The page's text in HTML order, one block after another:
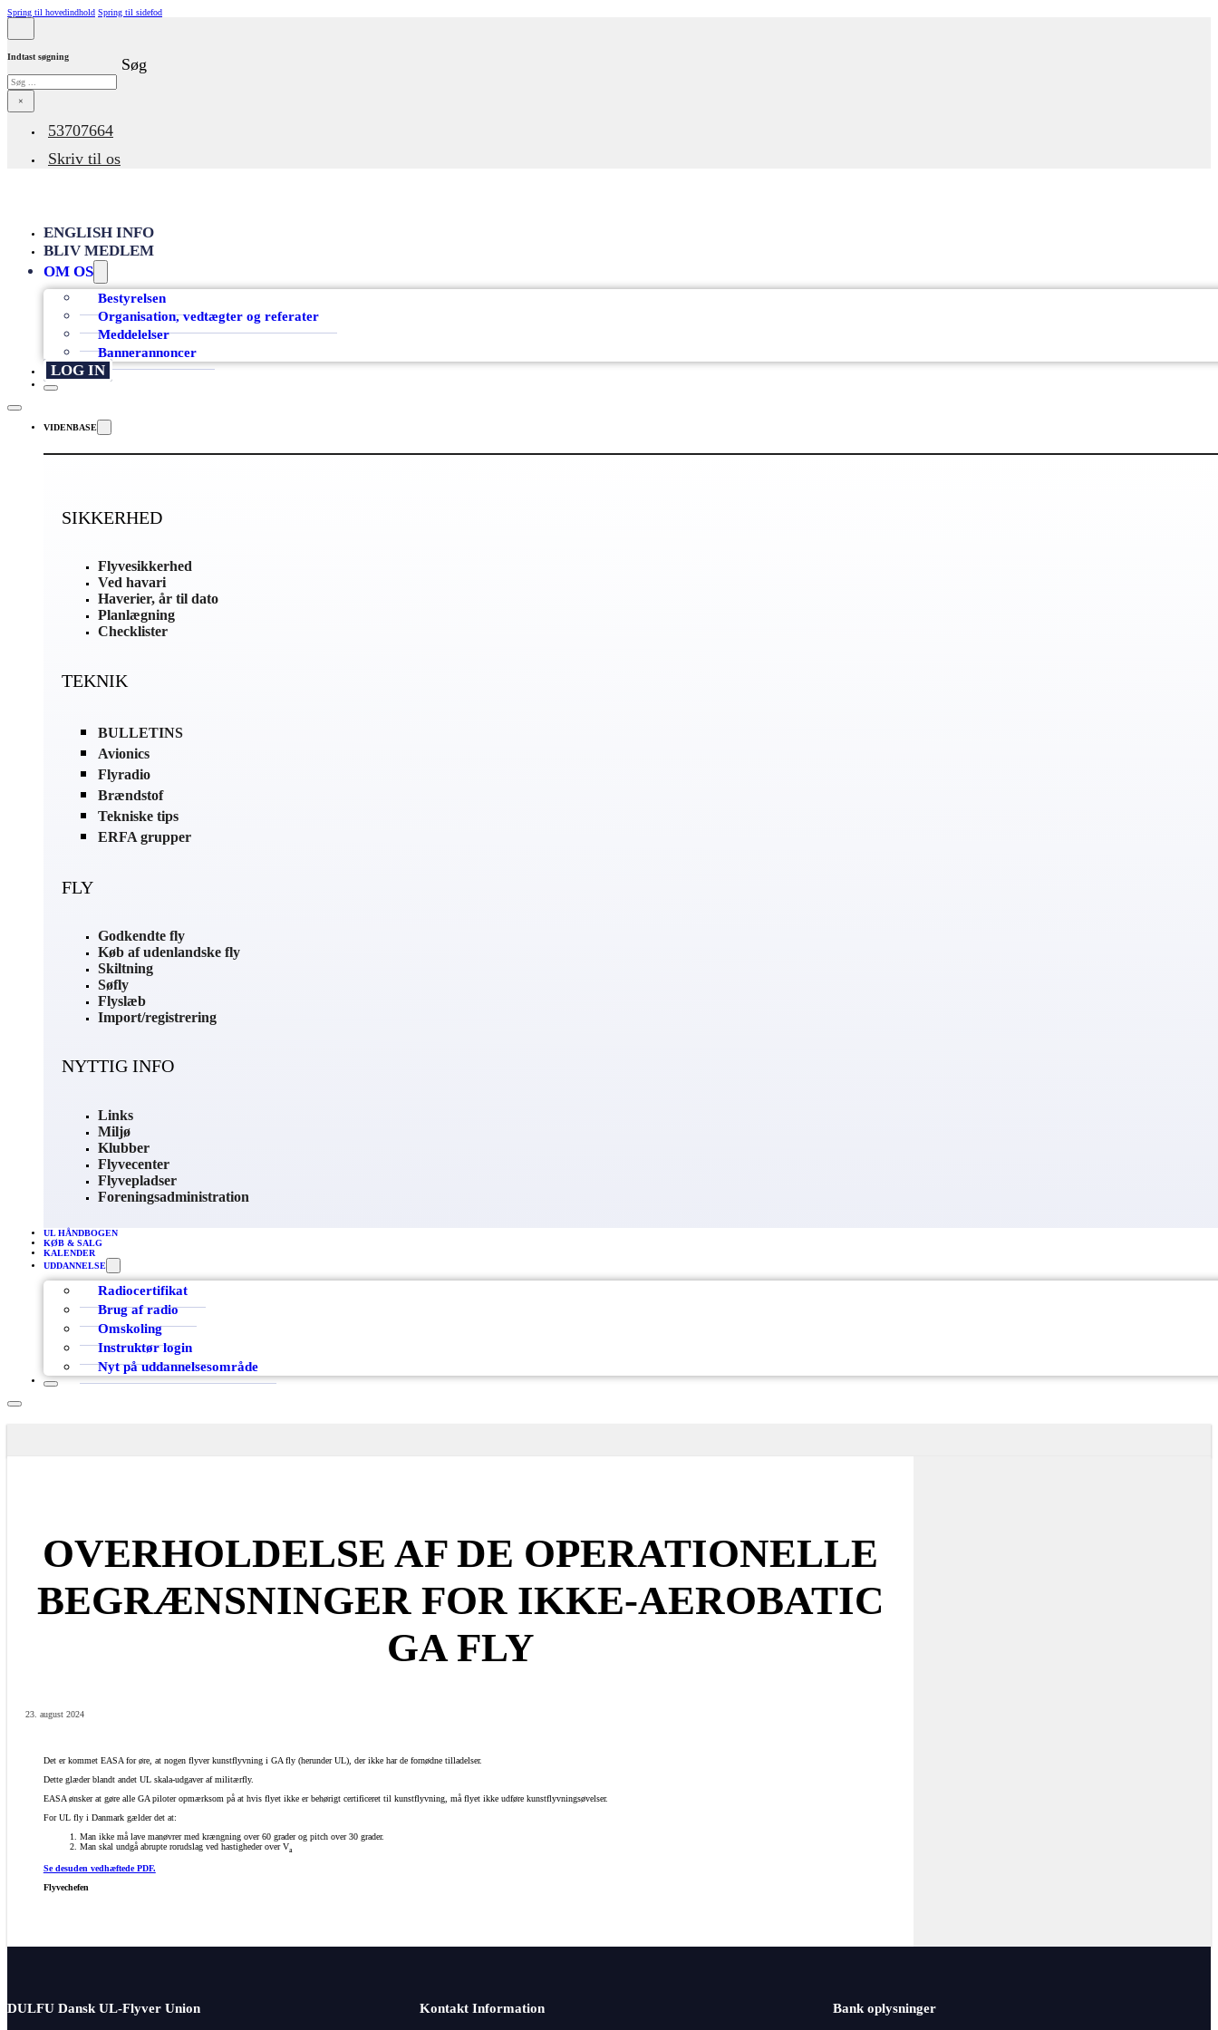
Spring til hovedindhold Spring til sidefod
Indtast søgning
Søg
×
Søg
53707664
Skriv til os
ENGLISH INFO
BLIV MEDLEM
OM OS
Bestyrelsen
Organisation, vedtægter og referater
Meddelelser
Bannerannoncer
LOG IN
VIDENBASE
SIKKERHED
Flyvesikkerhed
Ved havari
Haverier, år til dato
Planlægning
Checklister
TEKNIK
BULLETINS
Avionics
Flyradio
Brændstof
Tekniske tips
ERFA grupper
FLY
Godkendte fly
Køb af udenlandske fly
Skiltning
Søfly
Flyslæb
Import/registrering
NYTTIG INFO
Links
Miljø
Klubber
Flyvecenter
Flyvepladser
Foreningsadministration
UL HÅNDBOGEN
KØB & SALG
KALENDER
UDDANNELSE
Radiocertifikat
Brug af radio
Omskoling
Instruktør login
Nyt på uddannelsesområde
OVERHOLDELSE AF DE OPERATIONELLE
BEGRÆNSNINGER FOR IKKE-AEROBATIC
GA FLY
23. august 2024
Det er kommet EASA for øre, at nogen flyver kunstflyvning i GA fly (herunder UL), der ikke har de fornødne tilladelser.
Dette glæder blandt andet UL skala-udgaver af militærfly.
EASA ønsker at gøre alle GA piloter opmærksom på at hvis flyet ikke er behørigt certificeret til kunstflyvning, må flyet ikke udføre kunstflyvningsøvelser.
For UL fly i Danmark gælder det at:
Man ikke må lave manøvrer med krængning over 60 grader og pitch over 30 grader.
Man skal undgå abrupte rorudslag ved hastigheder over Va
Se desuden vedhæftede PDF.
Flyvechefen
DULFU Dansk UL-Flyver Union Kontakt Information Bank oplysninger